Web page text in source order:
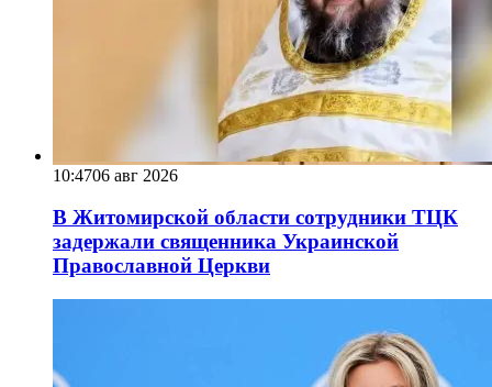
10:4706 авг 2026
В Житомирской области сотрудники ТЦК
задержали священника Украинской
Православной Церкви